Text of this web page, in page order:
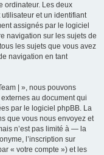
ordinateur. Les deux
et un identifiant
assignés par le logiciel
navigation sur les sujets de
les sujets que vous avez
navigation en tant
| », nous pouvons
au document qui
par le logiciel phpBB. La
que vous nous envoyez et
n’est pas limité à — la
l’inscription sur
« votre compte ») et les